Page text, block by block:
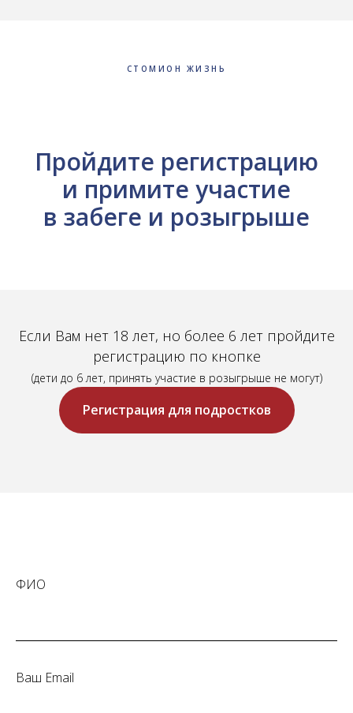
СТОМИОН ЖИЗНЬ
Пройдите регистрацию
и примите участие
в забеге и розыгрыше
Если Вам нет 18 лет, но более 6 лет пройдите
регистрацию по кнопке
(дети до 6 лет, принять участие в розыгрыше не могут)
Регистрация для подростков
ФИО
Ваш Email